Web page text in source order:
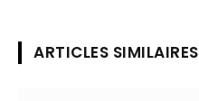
ARTICLES SIMILAIRES